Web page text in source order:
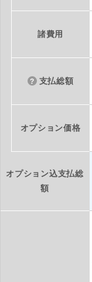
諸費用
支払総額
オプション価格
オプション込支払総
額